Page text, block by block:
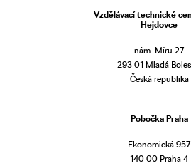
Vzdělávací technické
Hejdovce
nám. Míru 27
293 01 Mladá
Česká republika
Pobočka Praha
Ekonomická 957
140 00 Praha 4